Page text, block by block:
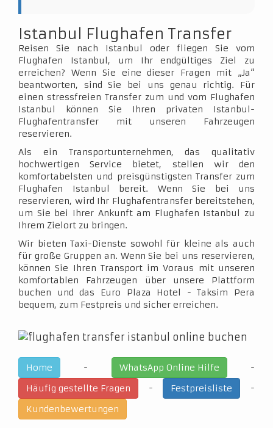
Istanbul Flughafen Transfer
Reisen Sie nach Istanbul oder fliegen Sie vom
Flughafen Istanbul, um Ihr endgültiges Ziel zu
erreichen? Wenn Sie eine dieser Fragen mit „Ja“
beantworten, sind Sie bei uns genau richtig. Für
einen stressfreien Transfer zum und vom Flughafen
Istanbul können Sie Ihren privaten Istanbul-
Flughafentransfer mit unseren Fahrzeugen
reservieren.
Als ein Transportunternehmen, das qualitativ
hochwertigen Service bietet, stellen wir den
komfortabelsten und preisgünstigsten Transfer zum
Flughafen Istanbul bereit. Wenn Sie bei uns
reservieren, wird Ihr Flughafentransfer bereitstehen,
um Sie bei Ihrer Ankunft am Flughafen Istanbul zu
Ihrem Zielort zu bringen.
Wir bieten Taxi-Dienste sowohl für kleine als auch
für große Gruppen an. Wenn Sie bei uns reservieren,
können Sie Ihren Transport im Voraus mit unseren
komfortablen Fahrzeugen über unsere Plattform
buchen und das Euro Plaza Hotel - Taksim Pera
bequem, zum Festpreis und sicher erreichen.
Home - WhatsApp Online Hilfe
-
Häufig gestellte Fragen
- Festpreisliste
-
Kundenbewertungen